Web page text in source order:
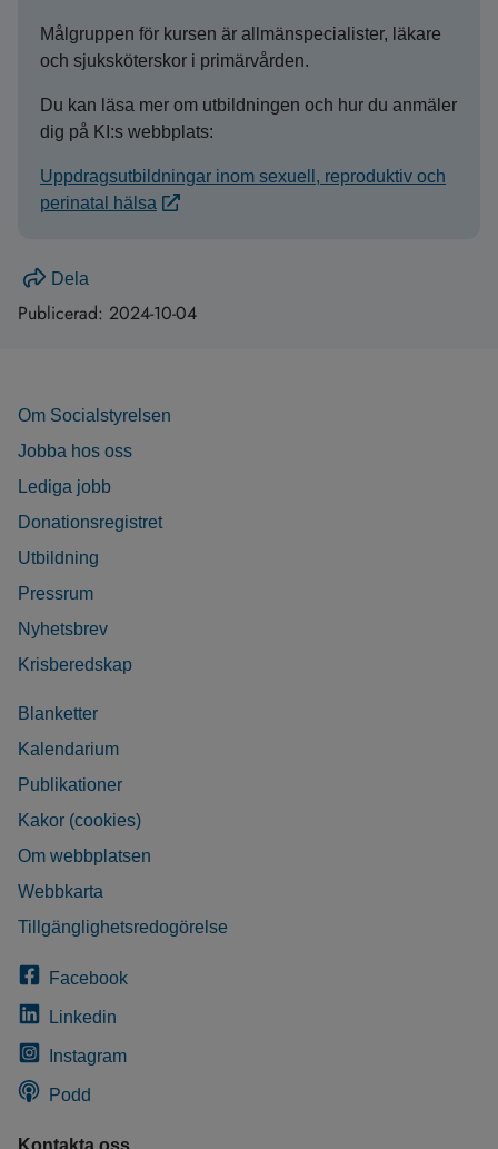
Målgruppen för kursen är allmänspecialister, läkare
och sjuksköterskor i primärvården.
Du kan läsa mer om utbildningen och hur du anmäler
dig på KI:s webbplats:
Uppdragsutbildningar inom sexuell, reproduktiv och
perinatal hälsa
Dela
Publicerad: 2024-10-04
Om Socialstyrelsen
Jobba hos oss
Lediga jobb
Donationsregistret
Utbildning
Pressrum
Nyhetsbrev
Krisberedskap
Blanketter
Kalendarium
Publikationer
Kakor (cookies)
Om webbplatsen
Webbkarta
Tillgänglighetsredogörelse
Facebook
Linkedin
Instagram
Podd
Kontakta oss